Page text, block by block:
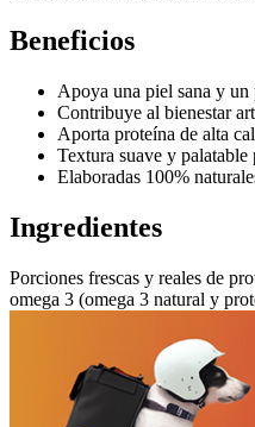
Beneficios
Apoya una piel sana y un
Contribuye al bienestar
Aporta proteína de alta
Textura suave y palatable
Elaboradas 100%
Ingredientes
Porciones frescas y reales de
omega 3 (omega 3 natural y